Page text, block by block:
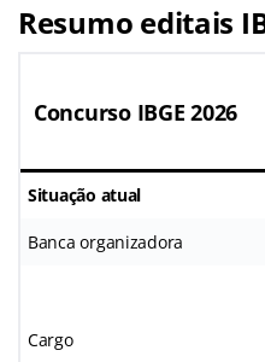
Resumo editais
Concurso IBGE 2026
Situação atual
Banca organizadora
Cargo